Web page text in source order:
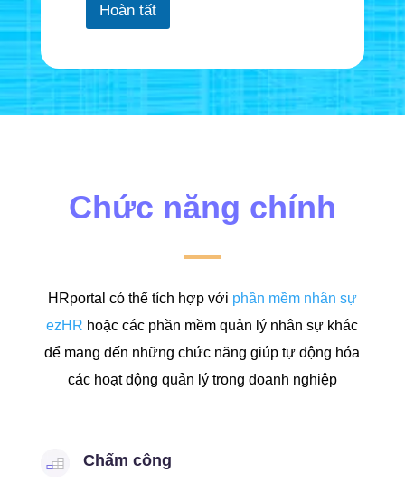
Hoàn tất
Chức năng chính
HRportal có thể tích hợp với phần mềm nhân sự
ezHR hoặc các phần mềm quản lý nhân sự khác
để mang đến những chức năng giúp tự động hóa
các hoạt động quản lý trong doanh nghiệp
Chấm công